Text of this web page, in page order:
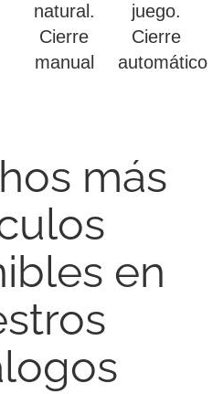
natural.
Cierre
manual
juego.
Cierre
automático
más
en